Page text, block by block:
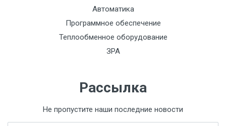
Автоматика
Программное обеспечение
Теплообменное оборудование
ЗРА
Рассылка
Не пропустите наши последние новости